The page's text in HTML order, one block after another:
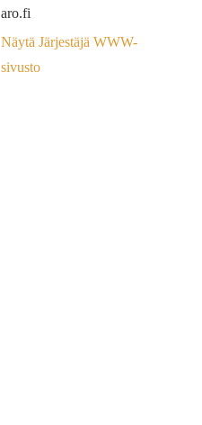
aro.fi
Näytä Järjestäjä WWW-
sivusto